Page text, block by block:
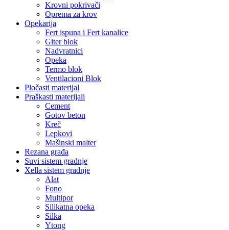
Krovni pokrivači
Oprema za krov
Opekarija
Fert ispuna i Fert kanalice
Giter blok
Nadvratnici
Opeka
Termo blok
Ventilacioni Blok
Pločasti materijal
Praškasti materijali
Cement
Gotov beton
Kreč
Lepkovi
Mašinski malter
Rezana građa
Suvi sistem gradnje
Xella sistem gradnje
Alat
Fono
Multipor
Silikatna opeka
Silka
Ytong